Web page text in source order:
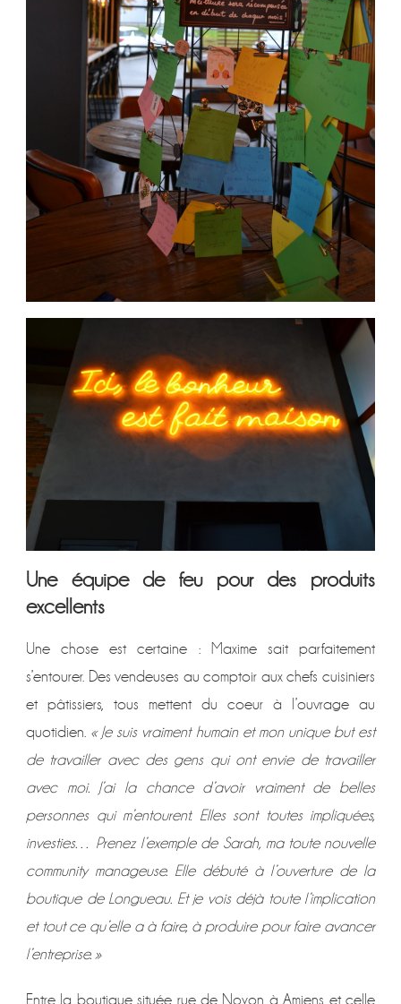
Une équipe de feu pour des produits
excellents
Une chose est certaine : Maxime sait parfaitement
s’entourer. Des vendeuses au comptoir aux chefs cuisiniers
et pâtissiers, tous mettent du coeur à l’ouvrage au
quotidien. « Je suis vraiment humain et mon unique but est
de travailler avec des gens qui ont envie de travailler
avec moi. J’ai la chance d’avoir vraiment de belles
personnes qui m’entourent. Elles sont toutes impliquées,
investies… Prenez l’exemple de Sarah, ma toute nouvelle
community manageuse. Elle débuté à l’ouverture de la
boutique de Longueau. Et je vois déjà toute l’implication
et tout ce qu’elle a à faire, à produire pour faire avancer
l’entreprise. »
Entre la boutique située rue de Noyon à Amiens et celle